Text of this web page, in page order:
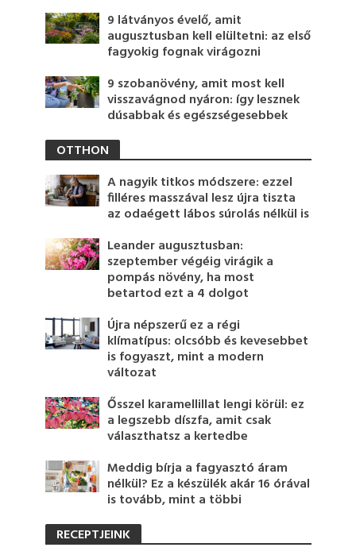
9 látványos évelő, amit
augusztusban kell elültetni: az első
fagyokig fognak virágozni
9 szobanövény, amit most kell
visszavágnod nyáron: így lesznek
dúsabbak és egészségesebbek
OTTHON
A nagyik titkos módszere: ezzel
filléres masszával lesz újra tiszta
az odaégett lábos súrolás nélkül is
Leander augusztusban:
szeptember végéig virágik a
pompás növény, ha most
betartod ezt a 4 dolgot
Újra népszerű ez a régi
klímatípus: olcsóbb és kevesebbet
is fogyaszt, mint a modern
változat
Ősszel karamellillat lengi körül: ez
a legszebb díszfa, amit csak
választhatsz a kertedbe
Meddig bírja a fagyasztó áram
nélkül? Ez a készülék akár 16 órával
is tovább, mint a többi
RECEPTJEINK